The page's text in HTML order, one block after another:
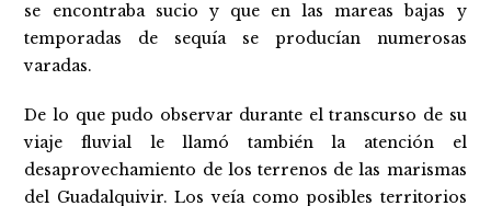
se encontraba sucio y que en las mareas bajas y
temporadas de sequía se producían numerosas
varadas.
De lo que pudo observar durante el transcurso de su
viaje fluvial le llamó también la atención el
desaprovechamiento de los terrenos de las marismas
del Guadalquivir. Los veía como posibles territorios